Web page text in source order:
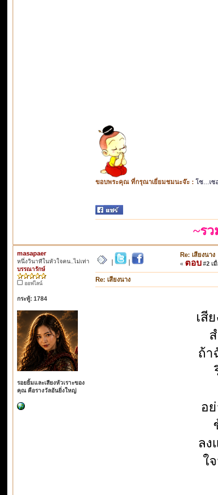
ขอบพระคุณ ที่กรุณาเยี่ยมชมนะจ๊ะ : โซ...เซ
~ร
masapaer
หนึ่งวินาทีในหัวใจคน..ไม่เท่า
บรรณารักษ์
ออฟไลน์
กระทู้: 1784
รอยยิ้มและเสียงหัวเราะของ
คุณ คือรางวัลอันยิ่งใหญ่
Re: เสียงนาง
« ตอบ #2 เ
Re: เสียงนาง
เสี
ถ้า
อ
ลง
ใ